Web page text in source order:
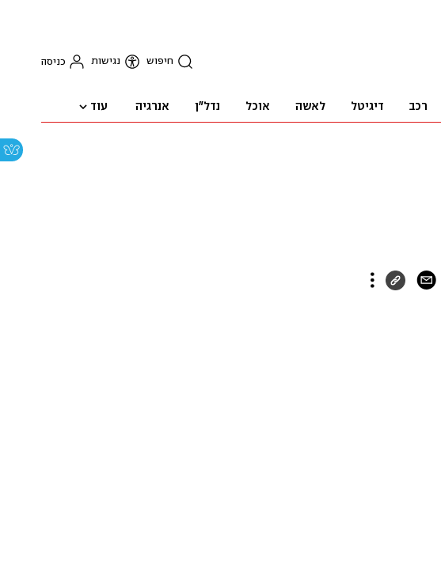
חיפוש נגישות כניסה
רכב דיגיטל לאשה אוכל נדל"ן אנרגיה עוד